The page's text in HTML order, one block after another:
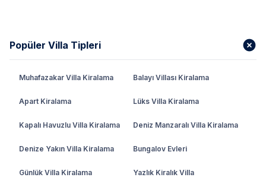
Popüler Villa Tipleri
Muhafazakar Villa Kiralama Balayı Villası Kiralama
Apart Kiralama Lüks Villa Kiralama
Kapalı Havuzlu Villa Kiralama Deniz Manzaralı Villa Kiralama
Denize Yakın Villa Kiralama Bungalov Evleri
Günlük Villa Kiralama Yazlık Kiralık Villa